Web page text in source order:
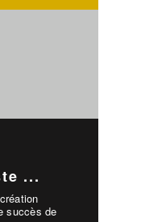
...
succès de